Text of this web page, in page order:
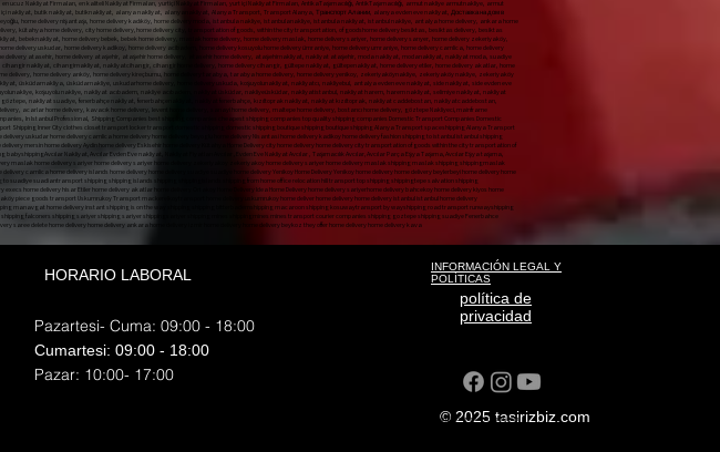
HORARIO LABORAL
Pazartesi- Cuma: 09:00 - 18:00
​​Cumartesi: 09:00 - 18:00
​Pazar: 10:00- 17:00
INFORMACIÓN LEGAL Y
POLÍTICAS
política de
privacidad
© 2025 tasirizbiz.com
şişli ev taşıma şişli nakliyat şişli nakliye nakliyat fulya nakliyat sisli house-to-home transport ANI TAŞIMACILIK sudden moment home moment cargo moment transportation